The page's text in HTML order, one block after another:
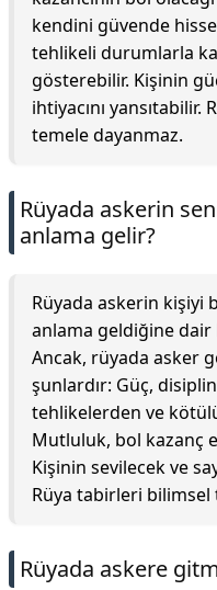
kendini güvende
tehlikeli durumlarla
gösterebilir. Kişinin
ihtiyacını
temele dayanmaz.
Rüyada askerin
anlama gelir?
Rüyada askerin kişiyi
anlama geldiğine dair
Ancak, rüyada asker
şunlardır: Güç,
tehlikelerden ve
Mutluluk, bol kazanç
Kişinin sevilecek ve
Rüya tabirleri
Rüyada askere